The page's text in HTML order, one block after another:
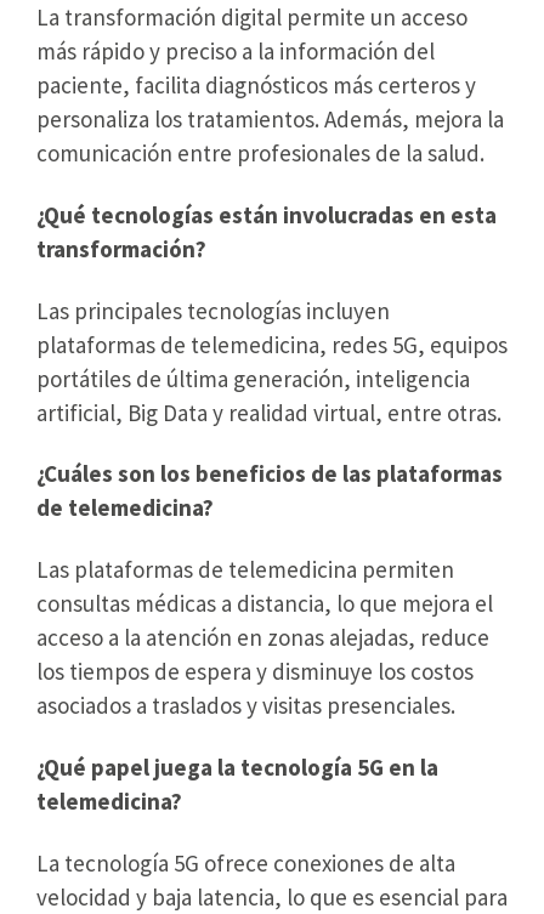
La transformación digital permite un acceso
más rápido y preciso a la información del
paciente, facilita diagnósticos más certeros y
personaliza los tratamientos. Además, mejora la
comunicación entre profesionales de la salud.
¿Qué tecnologías están involucradas en esta
transformación?
Las principales tecnologías incluyen
plataformas de telemedicina, redes 5G, equipos
portátiles de última generación, inteligencia
artificial, Big Data y realidad virtual, entre otras.
¿Cuáles son los beneficios de las plataformas
de telemedicina?
Las plataformas de telemedicina permiten
consultas médicas a distancia, lo que mejora el
acceso a la atención en zonas alejadas, reduce
los tiempos de espera y disminuye los costos
asociados a traslados y visitas presenciales.
¿Qué papel juega la tecnología 5G en la
telemedicina?
La tecnología 5G ofrece conexiones de alta
velocidad y baja latencia, lo que es esencial para